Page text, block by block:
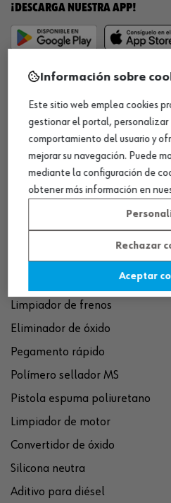
¡DESCARGA NUESTRA APP!
MÉTODOS DE PAGO
¡SÍGUENOS!
Limpiador de frenos
Eliminador de óxido
Pegamento rápido
Polímero sellador MS
Pistola espuma poliuretano
Limpiador de motor
Convertidor de óxido
Silicona neutra
Aditivo para diésel
Información sobre
Este sitio web emplea cookies
gestionar el portal,
comportamiento del usuario y
mejorar su navegación. Puede
mediante la configuración de
obtener más información en
Rechazar
Aceptar